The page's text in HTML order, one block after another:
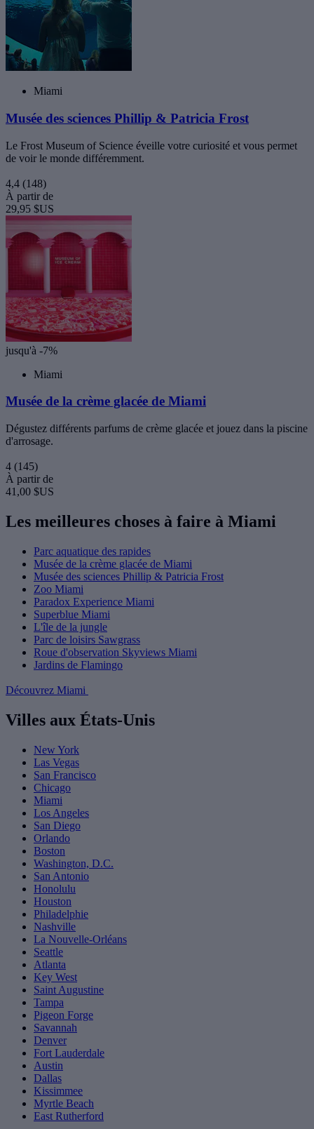
Miami
Musée des sciences Phillip & Patricia Frost
Le Frost Museum of Science éveille votre curiosité et vous permet
de voir le monde différemment.
4,4 (148)
À partir de
29,95 $US
jusqu'à -7%
Miami
Musée de la crème glacée de Miami
Dégustez différents parfums de crème glacée et jouez dans la piscine
d'arrosage.
4 (145)
À partir de
41,00 $US
Les meilleures choses à faire à Miami
Parc aquatique des rapides
Musée de la crème glacée de Miami
Musée des sciences Phillip & Patricia Frost
Zoo Miami
Paradox Experience Miami
Superblue Miami
L'île de la jungle
Parc de loisirs Sawgrass
Roue d'observation Skyviews Miami
Jardins de Flamingo
Découvrez Miami
Villes aux États-Unis
New York
Las Vegas
San Francisco
Chicago
Miami
Los Angeles
San Diego
Orlando
Boston
Washington, D.C.
San Antonio
Honolulu
Houston
Philadelphie
Nashville
La Nouvelle-Orléans
Seattle
Atlanta
Key West
Saint Augustine
Tampa
Pigeon Forge
Savannah
Denver
Fort Lauderdale
Austin
Dallas
Kissimmee
Myrtle Beach
East Rutherford